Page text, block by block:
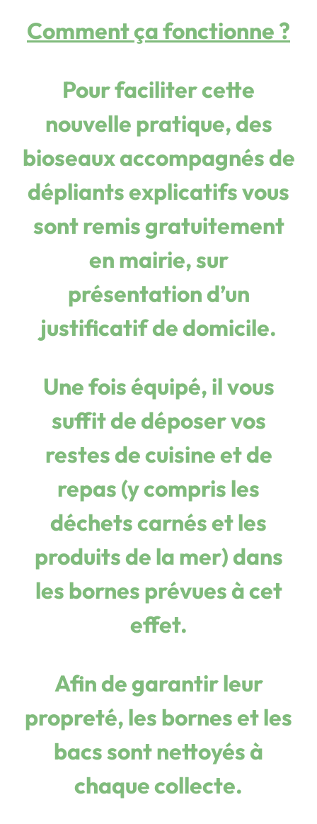
Comment ça fonctionne ?
Pour faciliter cette
nouvelle pratique, des
bioseaux accompagnés de
dépliants explicatifs vous
sont remis gratuitement
en mairie, sur
présentation d’un
justificatif de domicile.
Une fois équipé, il vous
suffit de déposervos
restes de cuisine et de
repas (y compris les
déchets carnés et les
produits de la mer) dans
les bornes prévues à cet
effet.
Afin de garantir leur
propreté, les bornes et les
bacs sont nettoyés à
chaque collecte.